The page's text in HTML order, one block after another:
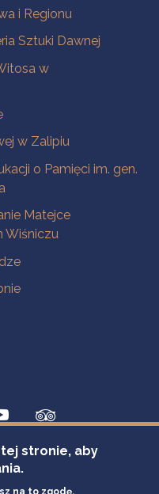
i Regionu
Sztuki Dawnej
w
w Zalipiu
o Pamięci im. gen.
Matejce
Wiśniczu
stronie, aby
na to zgodę.